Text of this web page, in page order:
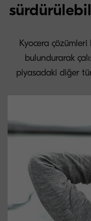
Kyocera
bulundurarak
piyasadaki diğer